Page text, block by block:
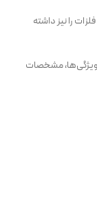
را نیز داشته
ویژگی‌ها، مشخصات